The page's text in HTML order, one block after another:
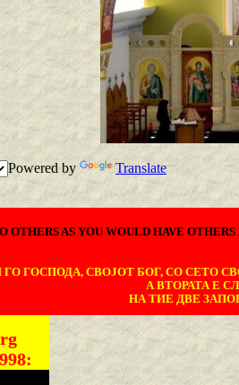
Powered by Translate
OTHERS AS YOU WOULD HAVE
ГОСПОДА, СВОЈОТ БОГ, СО СЕТО
А ВТОРАТА Е
НА ТИЕ ДВЕ